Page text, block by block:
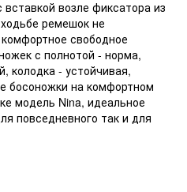
возле фиксатора из
ремешок не
свободное
с полнотой - норма,
колодка - устойчивая,
босоножки на комфортном
модель Nina, идеальное
повседневного так и для